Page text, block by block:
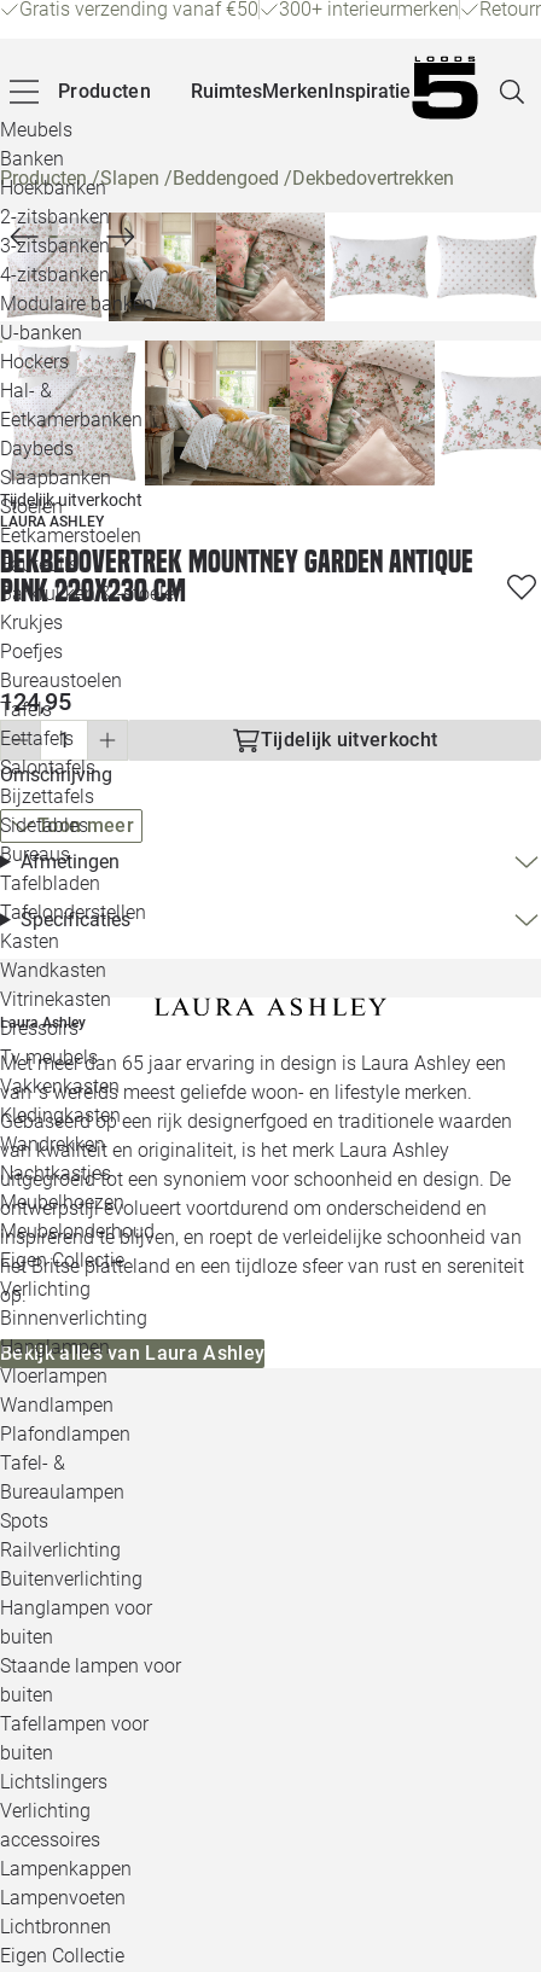
Gratis verzending vanaf €50 300+ interieurmerken
Producten
Meubels
Banken
Hoekbanken
2-zitsbanken
3-zitsbanken
4-zitsbanken
Modulaire banken
U-banken
Hockers
Hal- &
Eetkamerbanken
Daybeds
Slaapbanken
Stoelen
Eetkamerstoelen
Fauteuils
Barkrukken & -stoelen
Krukjes
Poefjes
Bureaustoelen
Tafels
Eettafels
Salontafels
Bijzettafels
Sidetables
Bureaus
Tafelbladen
Tafelonderstellen
Kasten
Wandkasten
Vitrinekasten
Dressoirs
Tv meubels
Vakkenkasten
Kledingkasten
Wandrekken
Nachtkastjes
Meubelhoezen
Meubelonderhoud
Eigen Collectie
Verlichting
Binnenverlichting
Hanglampen
Vloerlampen
Wandlampen
Plafondlampen
Tafel- &
Bureaulampen
Spots
Railverlichting
Buitenverlichting
Hanglampen voor
buiten
Staande lampen voor
buiten
Tafellampen voor
buiten
Lichtslingers
Verlichting
accessoires
Lampenkappen
Lampenvoeten
Lichtbronnen
Eigen Collectie
RuimtesMerkenInspiratie
Producten/Slapen /Beddengoed /Dekbedovertrekken
Tijdelijk uitverkocht
LAURA ASHLEY
Dekbedovertrek Mountney Garden Antique
Pink 220x230 cm
124,95
Tijdelijk uitverkocht
Omschrijving
Toon meer
Afmetingen
Specificaties
Laura Ashley
Met meer dan 65 jaar ervaring in design is Laura Ashley een
van 's werelds meest geliefde woon- en lifestyle merken.
Gebaseerd op een rijk designerfgoed en traditionele waarden
van kwaliteit en originaliteit, is het merk Laura Ashley
uitgegroeid tot een synoniem voor schoonheid en design. De
ontwerpstijl evolueert voortdurend om onderscheidend en
inspirerend te blijven, en roept de verleidelijke schoonheid van
het Britse platteland en een tijdloze sfeer van rust en sereniteit
op.
Bekijk alles van Laura Ashley